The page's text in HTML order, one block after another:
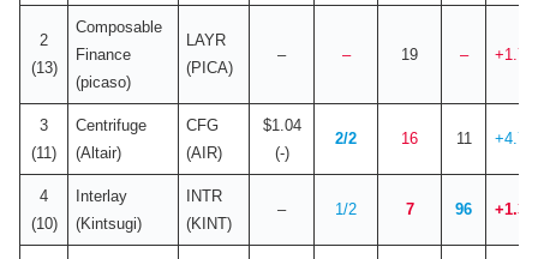
2
(13)
Composable
Finance
(picaso)
LAYR
(PICA)
– – 19 – +1.7
3
(11)
Centrifuge
(Altair)
CFG
(AIR)
$1.04
(-)
2/2 16 11 +4.7
4
(10)
Interlay
(Kintsugi)
INTR
(KINT)
– 1/2 7 96 +1.3